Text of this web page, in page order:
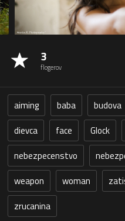
3
flogerov
aiming baba budova
dievca
face Glock
nebezpecenstvo
weapon
woman
zrucanina